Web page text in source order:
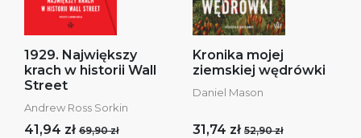
1929. Największy
krach w historii Wall
Street
Andrew Ross Sorkin
41,94 zł 69,90 zł
Kronika mojej
ziemskiej wędrówki
Daniel Mason
31,74 zł 52,90 zł